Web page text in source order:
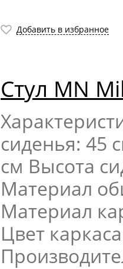
Добавить в избранное
Стул MN
сиденья: 45
см Высота
Материал
Материал
Цвет